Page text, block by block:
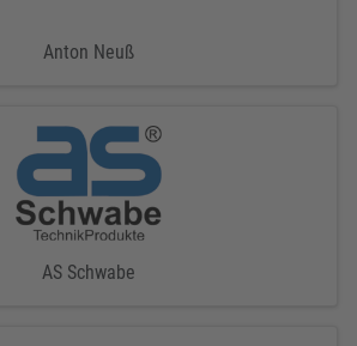
Anton Neuß
AS Schwabe